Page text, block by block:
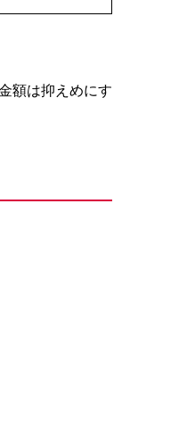
額は抑えめにす